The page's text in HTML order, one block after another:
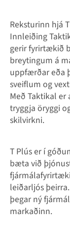
Reksturinn hjá
Innleiðing
gerir fyrirtækið
breytingum á
uppfærðar eða
sveiflum og
Með Taktikal
tryggja öryggi
skilvirkni.
T Plús er í
bæta við
leiðarljós
þegar ný
markaðinn.